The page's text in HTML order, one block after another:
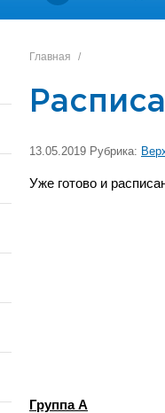
Главная /
13.05.2019 Рубрика:
Уже готово и
Группа А